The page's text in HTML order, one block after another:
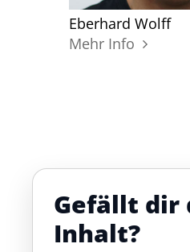
Eberhard Wolff
Mehr Info
Gefällt dir
Inhalt?